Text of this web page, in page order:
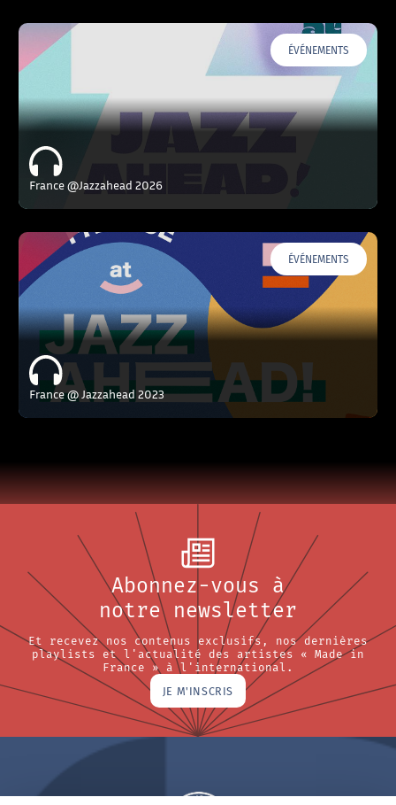
ÉVÉNEMENTS
France @Jazzahead 2026
ÉVÉNEMENTS
France @ Jazzahead 2023
Abonnez-vous à
notre newsletter
Et recevez nos contenus exclusifs, nos dernières
playlists et l'actualité des artistes « Made in
France » à l'international.
JE M'INSCRIS